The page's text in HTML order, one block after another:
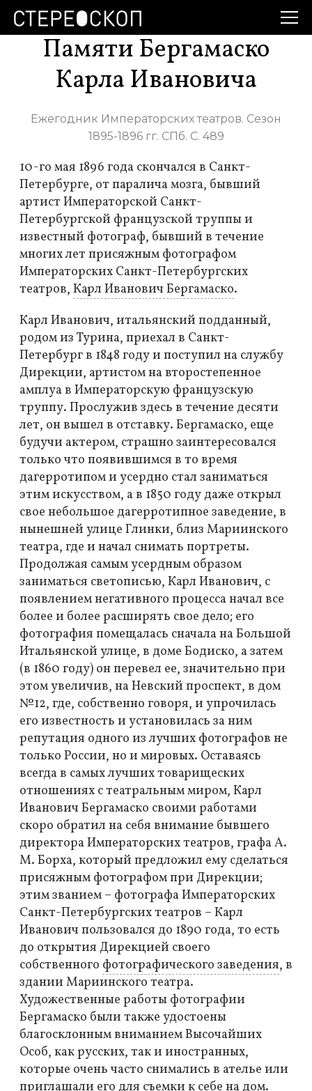
Памяти Бергамаско
Карла Ивановича
Ежегодник Императорских театров. Сезон
1895-1896 гг. СПб. С. 489
10-го мая 1896 года скончался в Санкт-
Петербурге, от паралича мозга, бывший
артист Императорской Санкт-
Петербургской французской труппы и
известный фотограф, бывший в течение
многих лет присяжным фотографом
Императорских Санкт-Петербургских
театров, Карл Иванович Бергамаско.
Карл Иванович, итальянский подданный,
родом из Турина, приехал в Санкт-
Петербург в 1848 году и поступил на службу
Дирекции, артистом на второстепенное
амплуа в Императорскую французскую
труппу. Прослужив здесь в течение десяти
лет, он вышел в отставку. Бергамаско, еще
будучи актером, страшно заинтересовался
только что появившимся в то время
дагерротипом и усердно стал заниматься
этим искусством, а в 1850 году даже открыл
свое небольшое дагерротипное заведение, в
нынешней улице Глинки, близ Мариинского
театра, где и начал снимать портреты.
Продолжая самым усердным образом
заниматься светописью, Карл Иванович, с
появлением негативного процесса начал все
более и более расширять свое дело; его
фотография помещалась сначала на Большой
Итальянской улице, в доме Бодиско, а затем
(в 1860 году) он перевел ее, значительно при
этом увеличив, на Невский проспект, в дом
№12, где, собственно говоря, и упрочилась
его известность и установилась за ним
репутация одного из лучших фотографов не
только России, но и мировых. Оставаясь
всегда в самых лучших товарищеских
отношениях с театральным миром, Карл
Иванович Бергамаско своими работами
скоро обратил на себя внимание бывшего
директора Императорских театров, графа А.
М. Борха, который предложил ему сделаться
присяжным фотографом при Дирекции;
этим званием – фотографа Императорских
Санкт-Петербургских театров – Карл
Иванович пользовался до 1890 года, то есть
до открытия Дирекцией своего
собственного фотографического заведения, в
здании Мариинского театра.
Художественные работы фотографии
Бергамаско были также удостоены
благосклонным вниманием Высочайших
Особ, как русских, так и иностранных,
которые очень часто снимались в ателье или
приглашали его для съемки к себе на дом.